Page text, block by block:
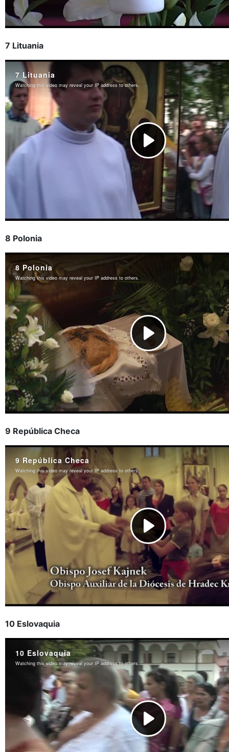
7 Lituania
8 Polonia
9 República Checa
10 Eslovaquia